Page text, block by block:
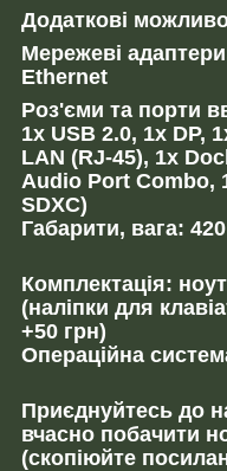
Додаткові
Мережеві
Ethernet
Роз'єми та порти
1x USB 2.0, 1x DP,
LAN (RJ-45), 1x
Audio Port Combo,
SDXC)
Габарити, вага:
Комплектація:
(наліпки для
+50 грн)
Операційна
Приєднуйтесь до
вчасно побачити
(скопіюйте